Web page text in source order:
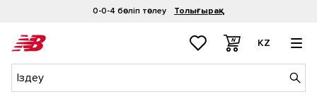
0-0-4 бөліп төлеу Толығырақ
KZ